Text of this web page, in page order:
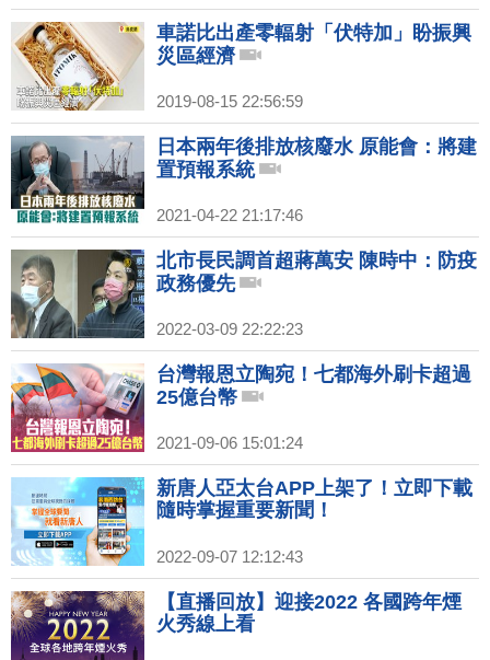
車諾比出產零輻射「伏特加」盼振興
災區經濟
2019-08-15 22:56:59
日本兩年後排放核廢水 原能會：將建
置預報系統
2021-04-22 21:17:46
北市長民調首超蔣萬安 陳時中：防疫
政務優先
2022-03-09 22:22:23
台灣報恩立陶宛！七都海外刷卡超過
25億台幣
2021-09-06 15:01:24
新唐人亞太台APP上架了！立即下載
隨時掌握重要新聞！
2022-09-07 12:12:43
【直播回放】迎接2022 各國跨年煙
火秀線上看